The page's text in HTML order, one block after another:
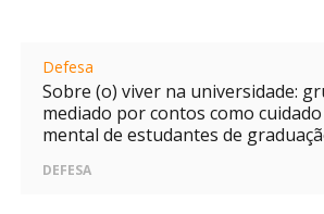
Defesa
Sobre (o) viver na universidade:
mediado por contos como
mental de estudantes de
DEFESA